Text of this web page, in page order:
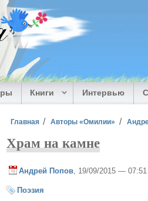
Книги Интервью
Вы здесь
Главная Авторы «Омилии»
Храм на камне
Андрей Попов , 19/09/2015 — 07:51
Поэзия